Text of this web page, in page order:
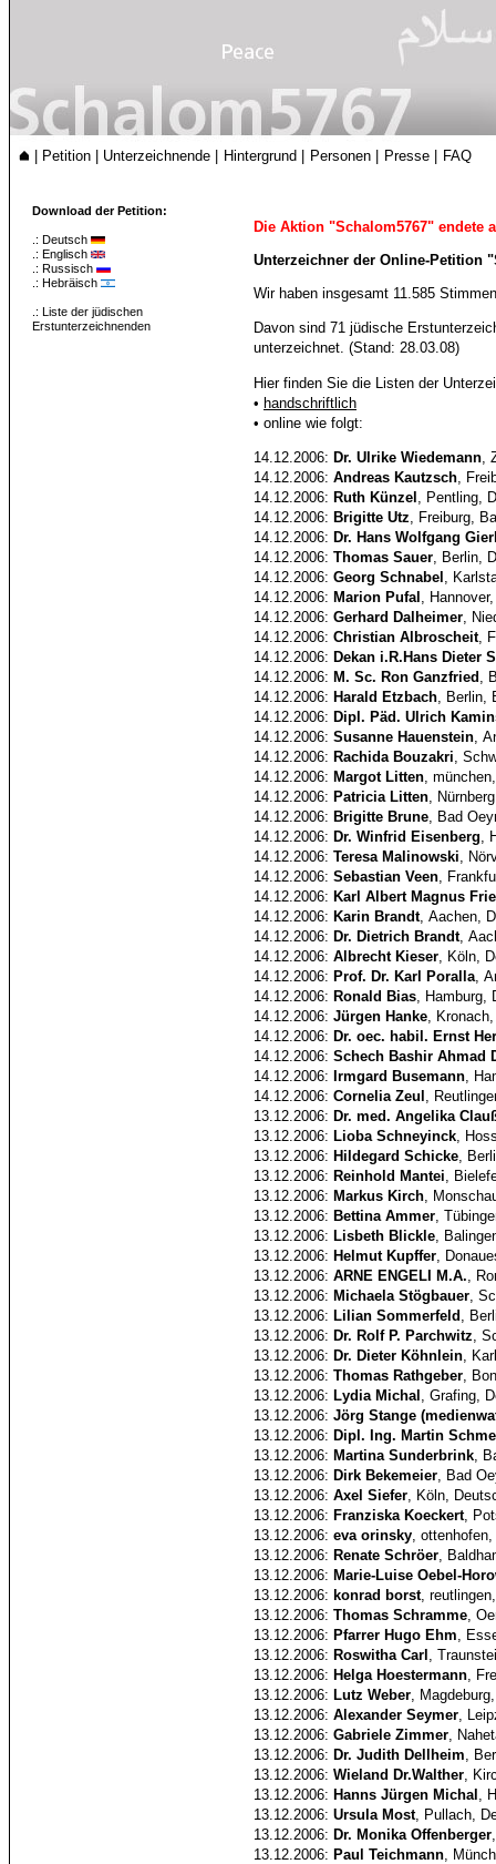
Petition Unterzeichnende Hintergrund Personen Presse FAQ
Download der Petition:
.: Deutsch
.: Englisch
.: Russisch
.: Hebräisch
.: Liste der jüdischen
Erstunterzeichnenden
Die Aktion "Schalom5767" endete
Unterzeichner der Online-Petition
Wir haben insgesamt 11.585
Davon sind 71 jüdische
unterzeichnet. (Stand: 28.03.08)
Hier finden Sie die Listen der
• handschriftlich
• online wie folgt:
14.12.2006: Dr. Ulrike Wiedemann
14.12.2006: Andreas Kautzsch ,
14.12.2006: Ruth Künzel
, Pentling,
14.12.2006: Brigitte Utz , Freiburg,
14.12.2006: Dr. Hans Wolfgang
14.12.2006: Thomas Sauer , Berlin,
14.12.2006: Georg Schnabel
,
14.12.2006: Marion Pufal
,
14.12.2006: Gerhard Dalheimer ,
14.12.2006: Christian Albroscheit,
14.12.2006: Dekan i.R.Hans Dieter
14.12.2006: M. Sc. Ron Ganzfried
,
14.12.2006: Harald Etzbach , Berlin,
14.12.2006: Dipl. Päd. Ulrich
14.12.2006: Susanne Hauenstein ,
14.12.2006: Rachida Bouzakri ,
14.12.2006: Margot Litten ,
14.12.2006: Patricia Litten ,
14.12.2006: Brigitte Brune , Bad
14.12.2006: Dr. Winfrid Eisenberg ,
14.12.2006: Teresa Malinowski ,
14.12.2006: Sebastian Veen ,
14.12.2006: Karl Albert Magnus
14.12.2006: Karin Brandt, Aachen, D
14.12.2006: Dr. Dietrich Brandt,
14.12.2006: Albrecht Kieser , Köln,
14.12.2006: Prof. Dr. Karl Poralla ,
14.12.2006: Ronald Bias , Hamburg,
14.12.2006: Jürgen Hanke ,
14.12.2006: Dr. oec. habil. Ernst
14.12.2006: Schech Bashir Ahmad
14.12.2006: Irmgard Busemann ,
14.12.2006: Cornelia Zeul
,
13.12.2006: Dr. med. Angelika
13.12.2006: Lioba Schneyinck ,
13.12.2006: Hildegard Schicke ,
13.12.2006: Reinhold Mantei ,
13.12.2006: Markus Kirch ,
13.12.2006: Bettina Ammer ,
13.12.2006: Lisbeth Blickle ,
13.12.2006: Helmut Kupffer ,
13.12.2006: ARNE ENGELI M.A. ,
13.12.2006: Michaela Stögbauer ,
13.12.2006: Lilian Sommerfeld
,
13.12.2006: Dr. Rolf P. Parchwitz ,
13.12.2006: Dr. Dieter Köhnlein ,
13.12.2006: Thomas Rathgeber ,
13.12.2006: Lydia Michal
, Grafing,
13.12.2006: Jörg Stange
13.12.2006: Dipl. Ing. Martin
13.12.2006: Martina Sunderbrink ,
13.12.2006: Dirk Bekemeier , Bad
13.12.2006: Axel Siefer , Köln,
13.12.2006: Franziska Koeckert,
13.12.2006: eva orinsky ,
13.12.2006: Renate Schröer ,
13.12.2006: Marie-Luise Oebel-
13.12.2006: konrad borst,
13.12.2006: Thomas Schramme ,
13.12.2006: Pfarrer Hugo Ehm ,
13.12.2006: Roswitha Carl
,
13.12.2006: Helga Hoestermann ,
13.12.2006: Lutz Weber ,
13.12.2006: Alexander Seymer ,
13.12.2006: Gabriele Zimmer ,
13.12.2006: Dr. Judith Dellheim ,
13.12.2006: Wieland Dr.Walther ,
13.12.2006: Hanns Jürgen Michal
,
13.12.2006: Ursula Most, Pullach,
13.12.2006: Dr. Monika Offenberger
13.12.2006: Paul Teichmann ,